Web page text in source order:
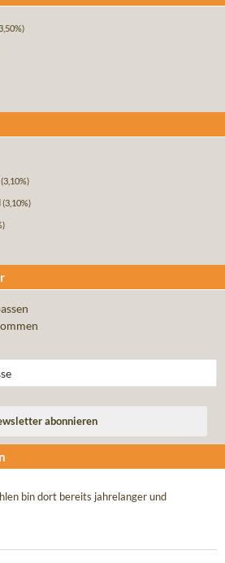
(3,10%)
(3,10%)
bin dort bereits jahrelanger und